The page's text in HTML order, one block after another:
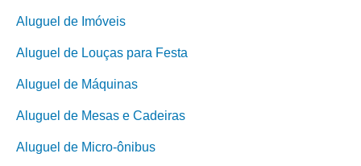
Aluguel de Imóveis
Aluguel de Louças para Festa
Aluguel de Máquinas
Aluguel de Mesas e Cadeiras
Aluguel de Micro-ônibus